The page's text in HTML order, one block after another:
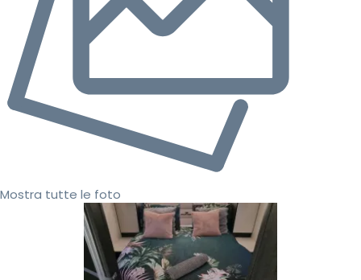
Mostra tutte le foto